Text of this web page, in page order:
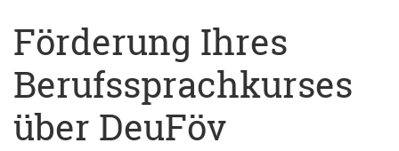
Förderung Ihres
Berufssprachkurses
über DeuFöv